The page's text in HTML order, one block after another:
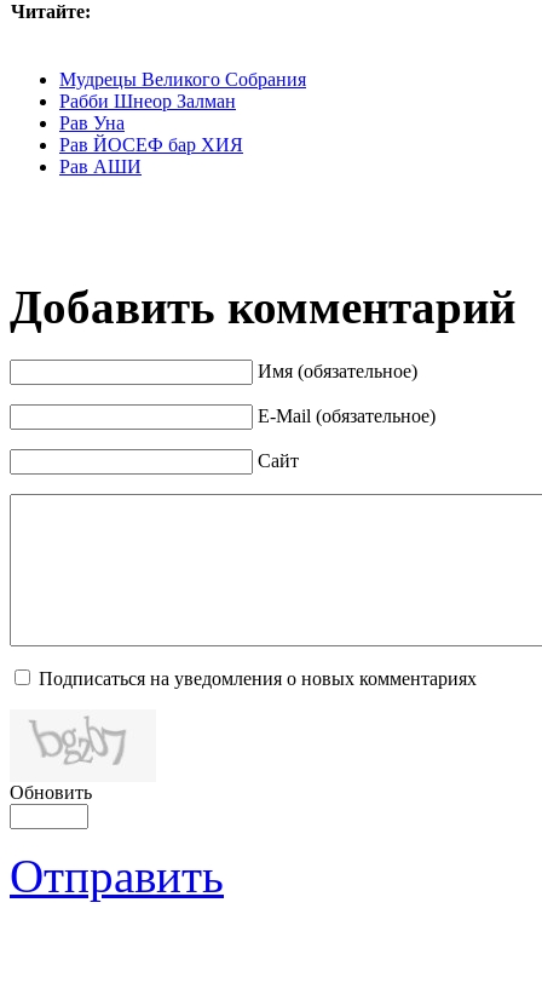
Читайте:
Мудрецы Великого Собрания
Рабби Шнеор Залман
Рав Уна
Рав ЙОСЕФ бар ХИЯ
Рав АШИ
Добавить комментарий
Имя (обязательное)
E-Mail (обязательное)
Сайт
Подписаться на уведомления о новых комментариях
Обновить
Отправить